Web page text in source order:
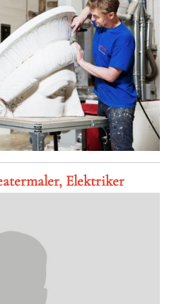
Elektriker